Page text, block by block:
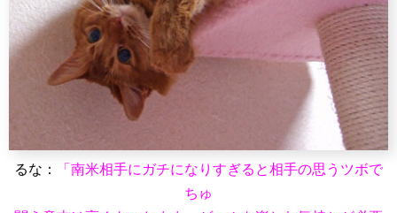
るな：
「南米相手にガチになりすぎると相手の思うツボで
ちゅ